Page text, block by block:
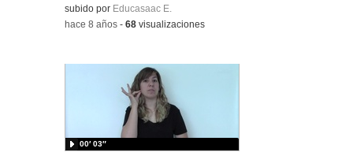
subido por Educasaac E.
-hace 8 años -68 visualizaciones
00′ 03″